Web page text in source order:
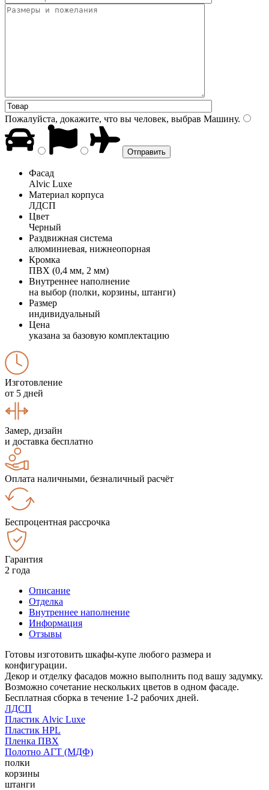
Пожалуйста, докажите, что вы человек, выбрав Машину.
Фасад
Alvic Luxe
Материал корпуса
ЛДСП
Цвет
Черный
Раздвижная система
алюминиевая, нижнеопорная
Кромка
ПВХ (0,4 мм, 2 мм)
Внутреннее наполнение
на выбор (полки, корзины, штанги)
Размер
индивидуальный
Цена
указана за базовую комплектацию
Изготовление
от 5 дней
Замер, дизайн
и доставка бесплатно
Оплата наличными, безналичный расчёт
Беспроцентная рассрочка
Гарантия
2 года
Описание
Отделка
Внутреннее наполнение
Информация
Отзывы
Готовы изготовить шкафы-купе любого размера и
конфигурации.
Декор и отделку фасадов можно выполнить под вашу задумку.
Возможно сочетание нескольких цветов в одном фасаде.
Бесплатная сборка в течение 1-2 рабочих дней.
ЛДСП
Пластик Alvic Luxe
Пластик HPL
Пленка ПВХ
Полотно АГТ (МДФ)
полки
корзины
штанги